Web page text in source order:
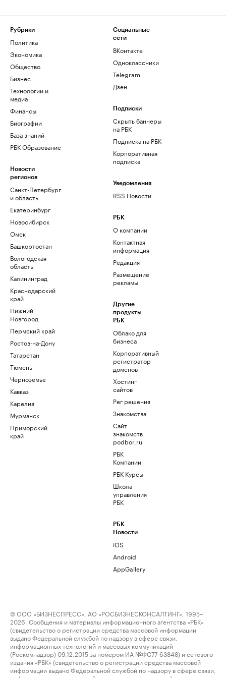
Рубрики
Политика
Экономика
Общество
Бизнес
Технологии и
медиа
Финансы
Биографии
База знаний
РБК Образование
Новости
регионов
Санкт-Петербург
и область
Екатеринбург
Новосибирск
Омск
Башкортостан
Вологодская
область
Калининград
Краснодарский
край
Нижний
Новгород
Пермский край
Ростов-на-Дону
Татарстан
Тюмень
Черноземье
Кавказ
Карелия
Мурманск
Приморский
край
Социальные
сети
ВКонтакте
Одноклассники
Telegram
Дзен
Подписки
Скрыть баннеры
на РБК
Подписка на РБК
Корпоративная
подписка
Уведомления
RSS Новости
РБК
О компании
Контактная
информация
Редакция
Размещение
рекламы
Другие
продукты
РБК
Облако для
бизнеса
Корпоративный
регистратор
доменов
Хостинг
сайтов
Рег.решения
Знакомства
Сайт
знакомств
podbor.ru
РБК
Компании
РБК Курсы
Школа
управления
РБК
РБК
Новости
iOS
Android
AppGallery
© ООО «БИЗНЕСПРЕСС», АО «РОСБИЗНЕСКОНСАЛТИНГ», 1995–
2026. Сообщения и материалы информационного агентства «РБК»
(свидетельство о регистрации средства массовой информации
выдано Федеральной службой по надзору в сфере связи,
информационных технологий и массовых коммуникаций
(Роскомнадзор) 09.12.2015 за номером ИА №ФС77-63848) и сетевого
издания «РБК» (свидетельство о регистрации средства массовой
информации выдано Федеральной службой по надзору в сфере связи,